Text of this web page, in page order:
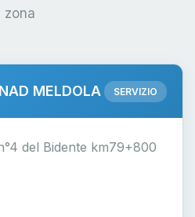
zona
MELDOLA SERVIZIO
del Bidente km79+800